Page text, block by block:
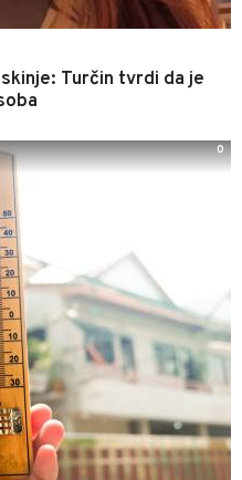
Turčin tvrdi da je
0